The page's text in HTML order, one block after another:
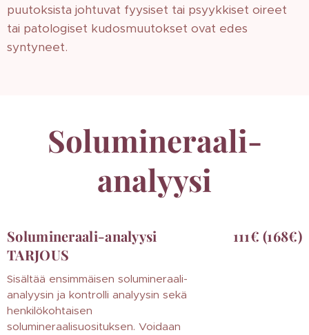
puutoksista johtuvat fyysiset tai psyykkiset oireet
tai patologiset kudosmuutokset ovat edes
syntyneet.
Solumineraali-
analyysi
Solumineraali-analyysi
TARJOUS
Sisältää ensimmäisen solumineraali-
analyysin ja kontrolli analyysin sekä
henkilökohtaisen
solumineraalisuosituksen. Voidaan
111€ (168€)